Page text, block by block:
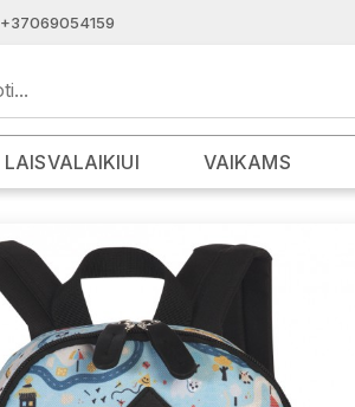
+37069054159
LAISVALAIKIUI VAIKAMS